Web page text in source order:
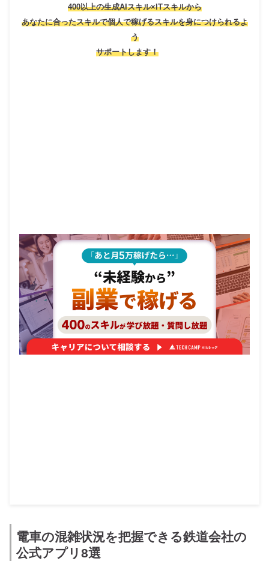
400以上の生成AIスキル×ITスキルから
あなたに合ったスキルで個人で稼げるスキルを身につけられるよ
う
サポートします！
電車の混雑状況を把握できる鉄道会社の
公式アプリ8選